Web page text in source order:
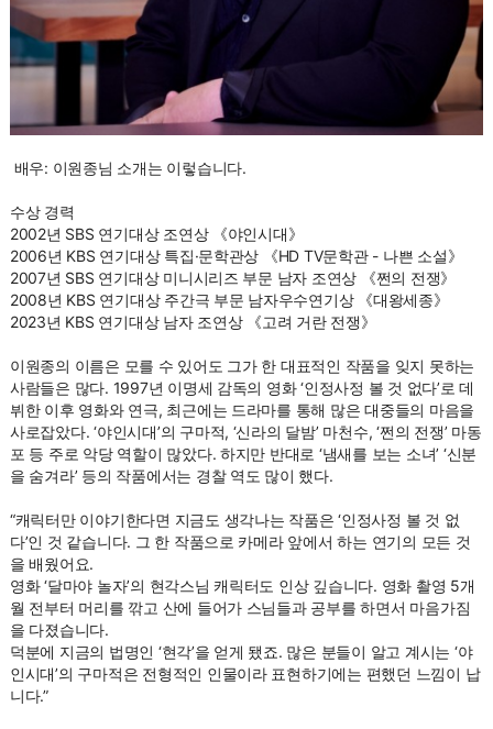
배우: 이원종님 소개는 이렇습니다.
수상 경력
2002년 SBS 연기대상 조연상 《야인시대》
2006년 KBS 연기대상 특집·문학관상 《HD TV문학관 - 나쁜 소설》
2007년 SBS 연기대상 미니시리즈 부문 남자 조연상 《쩐의 전쟁》
2008년 KBS 연기대상 주간극 부문 남자우수연기상 《대왕세종》
2023년 KBS 연기대상 남자 조연상 《고려 거란 전쟁》
이원종의 이름은 모를 수 있어도 그가 한 대표적인 작품을 잊지 못하는
사람들은 많다. 1997년 이명세 감독의 영화 ‘인정사정 볼 것 없다’로 데
뷔한 이후 영화와 연극, 최근에는 드라마를 통해 많은 대중들의 마음을
사로잡았다. ‘야인시대’의 구마적, ‘신라의 달밤’ 마천수, ‘쩐의 전쟁’ 마동
포 등 주로 악당 역할이 많았다. 하지만 반대로 ‘냄새를 보는 소녀’ ‘신분
을 숨겨라’ 등의 작품에서는 경찰 역도 많이 했다.
“캐릭터만 이야기한다면 지금도 생각나는 작품은 ‘인정사정 볼 것 없
다’인 것 같습니다. 그 한 작품으로 카메라 앞에서 하는 연기의 모든 것
을 배웠어요.
영화 ‘달마야 놀자’의 현각스님 캐릭터도 인상 깊습니다. 영화 촬영 5개
월 전부터 머리를 깎고 산에 들어가 스님들과 공부를 하면서 마음가짐
을 다졌습니다.
덕분에 지금의 법명인 ‘현각’을 얻게 됐죠. 많은 분들이 알고 계시는 ‘야
인시대’의 구마적은 전형적인 인물이라 표현하기에는 편했던 느낌이 납
니다.”